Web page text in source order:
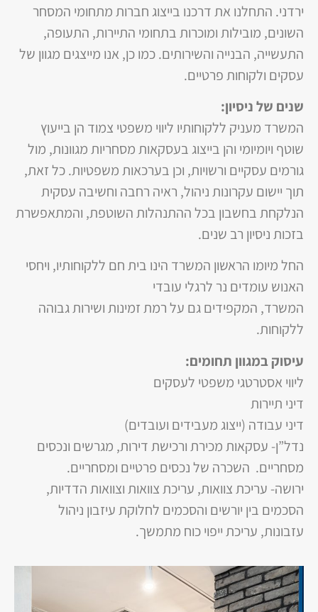
ירדני. התחלנו את דרכנו בייצוג חברות מתחומי המסחר
השונים, מובילות ומוכרות בתחומי התיירות, התעופה,
התעשייה, הבנייה והשירותים. כמו כן, אנו מייצגים מגוון של
עסקים ולקוחות פרטיים.
שנים של ניסיון:
המשרד מעניק ללקוחותיו ליווי משפטי צמוד הן בייעוץ
שוטף ויומיומי והן בייצוג בעסקאות מסחריות מגוונות, מול
גורמים עסקיים ורשויות, וכן בערכאות משפטיות. כל זאת,
תוך יישום עקרונות ניהול, ראיה רחבה וחשיבה עסקית
הנלקחת בחשבון בכל ההתנהלות השוטפת, והמתאפשרת
בזכות ניסיון רב שנים.
החל מיומו הראשון המשרד הינו בית חם ללקוחותיו, ויחסי
האנוש עומדים נר לרגלי עובדי
המשרד, המקפידים גם על רמת זמינות ושירות גבוהה
ללקוחות.
עיסוק במגוון תחומים:
ליווי אסטרטגי משפטי לעסקים
דיני תיירות
דיני עבודה (ייצוג מעבידים ועובדים)
נדל”ן- עסקאות מכירת ורכישת דירות, מגרשים ונכסים
מסחריים. השכרה של נכסים פרטיים ומסחריים.
ירושה- עריכת צוואות, עריכת צוואות וצוואות הדדיות,
הסכמים בין יורשים והסכמים לחלוקת עיזבון ניהול
עזבונות, עריכת ייפוי כוח מתמשך.